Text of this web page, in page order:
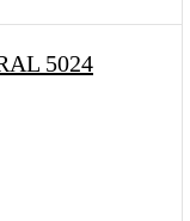
5024